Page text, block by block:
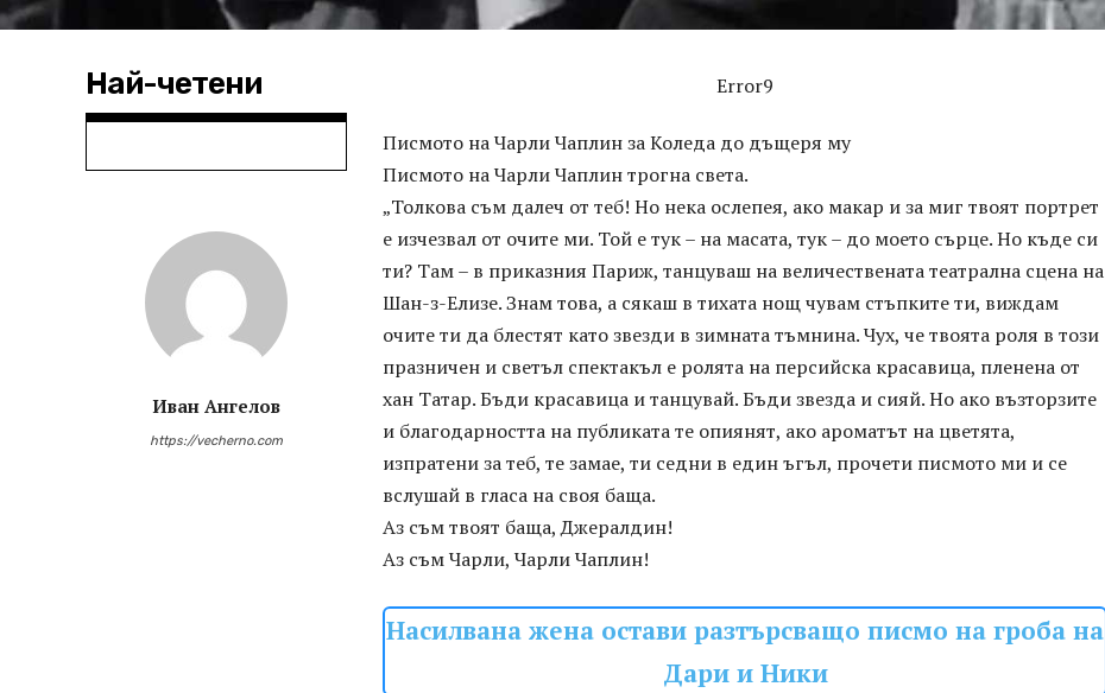
Най-четени
Иван Ангелов
https://vecherno.com
Error9
Писмото на Чарли Чаплин за Коледа до дъщеря му
Писмото на Чарли Чаплин трогна света.
„Толкова съм далеч от теб! Но нека ослепея, ако макар и за миг твоят портрет
е изчезвал от очите ми. Той е тук – на масата, тук – до моето сърце. Но къде си
ти? Там – в приказния Париж, танцуваш на величествената театрална сцена на
Шан-з-Елизе. Знам това, а сякаш в тихата нощ чувам стъпките ти, виждам
очите ти да блестят като звезди в зимната тъмнина. Чух, че твоята роля в този
празничен и светъл спектакъл е ролята на персийска красавица, пленена от
хан Татар. Бъди красавица и танцувай. Бъди звезда и сияй. Но ако възторзите
и благодарността на публиката те опиянят, ако ароматът на цветята,
изпратени за теб, те замае, ти седни в един ъгъл, прочети писмото ми и се
вслушай в гласа на своя баща.
Аз съм твоят баща, Джералдин!
Аз съм Чарли, Чарли Чаплин!
Насилвана жена остави разтърсващо писмо на гроба на
Дари и Ники